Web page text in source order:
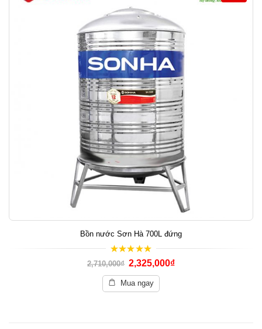
Bồn nước Sơn Hà 700L đứng
5.00out of 5
2,710,000₫ 2,325,000₫
Mua ngay